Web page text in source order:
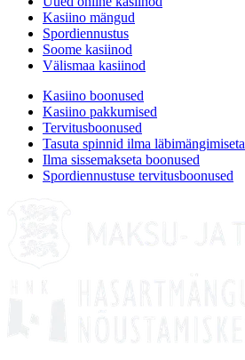
Kasiino mängud
Spordiennustus
Soome kasiinod
Välismaa kasiinod
Kasiino boonused
Kasiino pakkumised
Tervitusboonused
Tasuta spinnid ilma läbimängimiseta
Ilma sissemakseta boonused
Spordiennustuse tervitusboonused